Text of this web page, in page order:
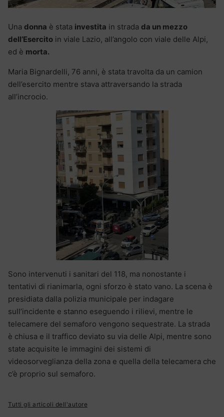
Una donna è stata investita in strada da un mezzo
dell’Esercito in viale Lazio, all’angolo con viale delle Alpi,
ed è morta.
Maria Bignardelli, 76 anni, è stata travolta da un camion
dell’esercito mentre stava attraversando la strada
all’incrocio.
Sono intervenuti i sanitari del 118, ma nonostante i
tentativi di rianimarla, ogni sforzo è stato vano. La scena è
presidiata dalla polizia municipale per indagare
sull’incidente e stanno eseguendo i rilievi, mentre le
telecamere del semaforo vengono sequestrate. La strada
è chiusa e il traffico deviato su via delle Alpi, mentre sono
state acquisite le immagini dei sistemi di
videosorveglianza della zona e quella della telecamera che
c’è proprio sul semaforo.
Tutti gli articoli dell'autore